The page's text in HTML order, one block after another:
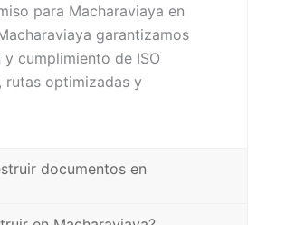
para Macharaviaya en
garantizamos
cumplimiento de ISO
rutas optimizadas y
documentos en